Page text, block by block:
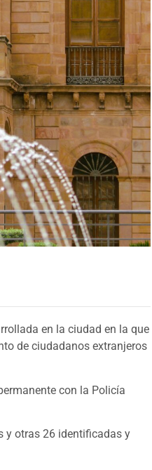
en la ciudad en la que
de ciudadanos extranjeros
con la Policía
y otras 26 identificadas y